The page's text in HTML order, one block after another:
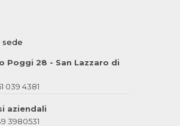
sede
Poggi 28 - San Lazzaro di
039 4381
aziendali
3980531